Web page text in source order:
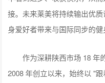
接。未来莱美将持续输出优
身爱好者带来与国际同步的健
作为深耕陕西市场 18 年
2008 年创立以来，始终以 "